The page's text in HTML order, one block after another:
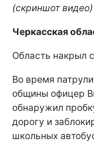
(скриншот видео)
Черкасская
Область накрыл
Во время
общины офицер
обнаружил
дорогу и
школьных